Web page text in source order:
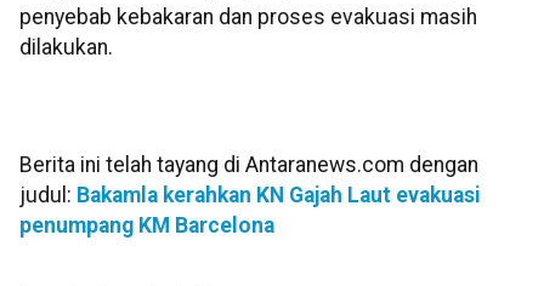
penyebab kebakaran dan proses evakuasi masih
dilakukan.
Berita ini telah tayang di Antaranews.com dengan
judul: Bakamla kerahkan KN Gajah Laut evakuasi
penumpang KM Barcelona